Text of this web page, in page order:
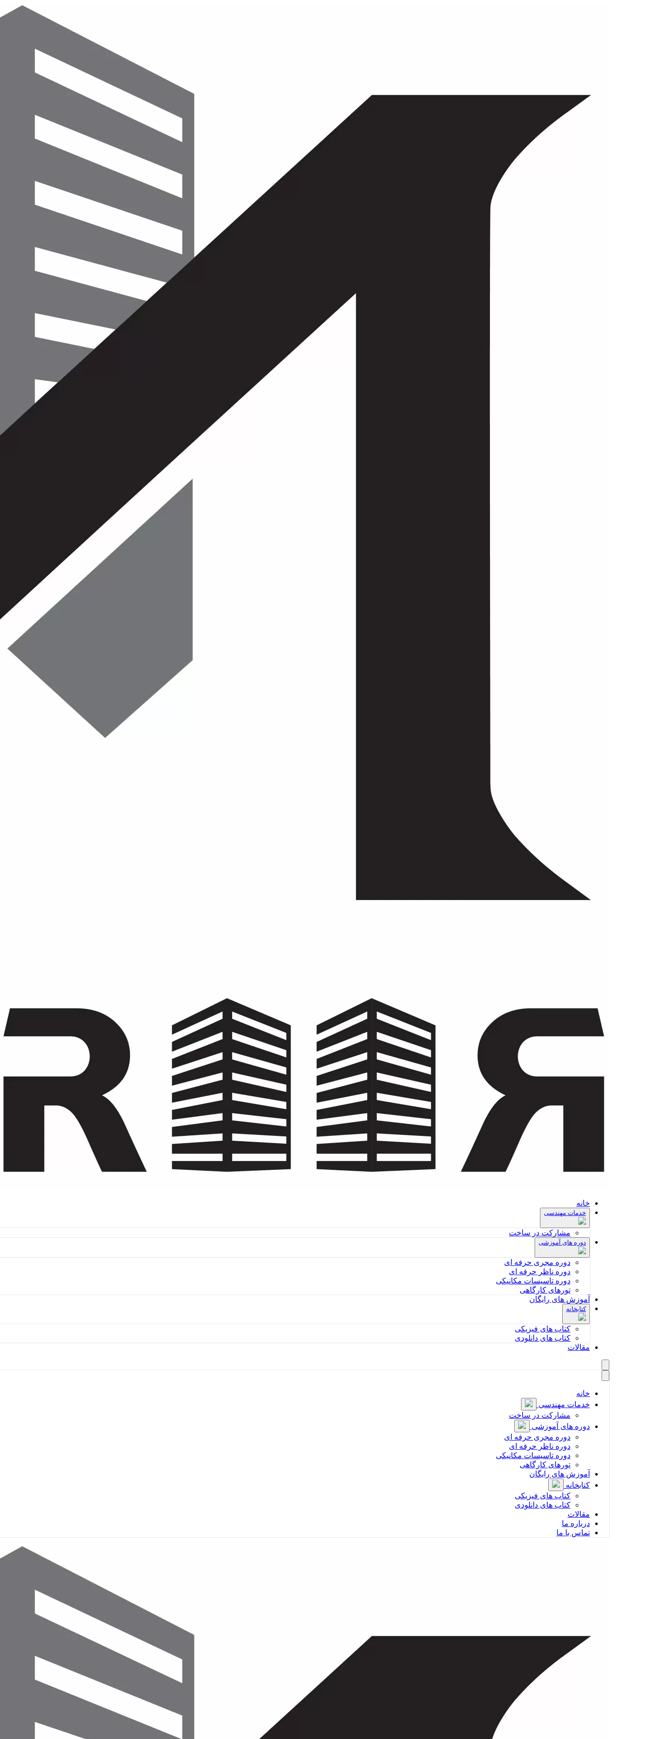
خانه
خدمات مهندسی
مشارکت در ساخت
دوره های آموزشی
دوره مجری حرفه ای
دوره ناظر حرفه ای
دوره تاسیسات مکانیکی
تورهای کارگاهی
آموزش های رایگان
کتابخانه
کتاب های فیزیکی
کتاب های دانلودی
مقالات
Close menu
خانه
خدمات مهندسی
مشارکت در ساخت
دوره های آموزشی
دوره مجری حرفه ای
دوره ناظر حرفه ای
دوره تاسیسات مکانیکی
تورهای کارگاهی
آموزش های رایگان
کتابخانه
کتاب های فیزیکی
کتاب های دانلودی
مقالات
درباره ما
تماس با ما